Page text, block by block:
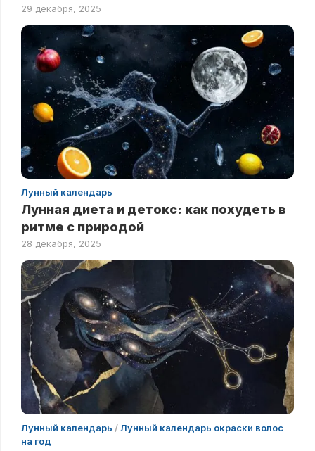
29 декабря, 2025
Лунный календарь
Лунная диета и детокс: как похудеть в
ритме с природой
28 декабря, 2025
Лунный календарь /Лунный календарь окраски волос
на год